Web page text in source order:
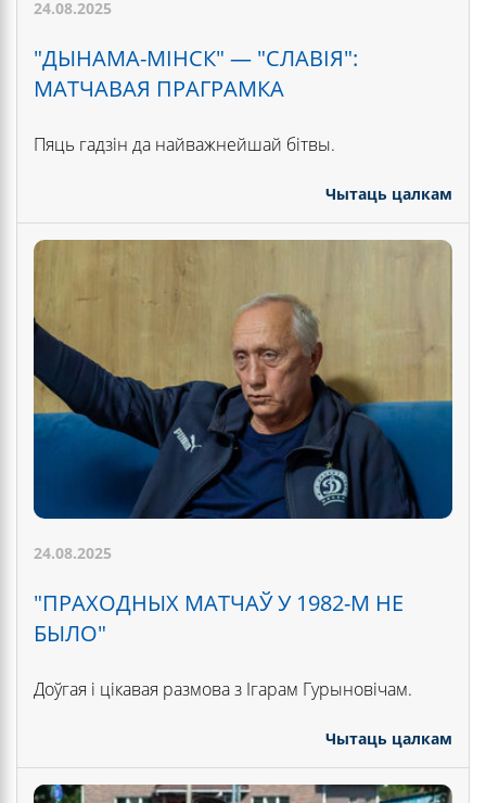
24.08.2025
"ДЫНАМА-МІНСК" — "СЛАВІЯ":
МАТЧАВАЯ ПРАГРАМКА
Пяць гадзін да найважнейшай бітвы.
Чытаць цалкам
24.08.2025
"ПРАХОДНЫХ МАТЧАЎ У 1982-М НЕ
БЫЛО"
Доўгая і цікавая размова з Ігарам Гурыновічам.
Чытаць цалкам